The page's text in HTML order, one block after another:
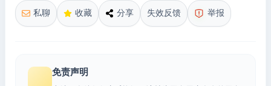
私聊 收藏 分享 失效反馈 举报
免责声明